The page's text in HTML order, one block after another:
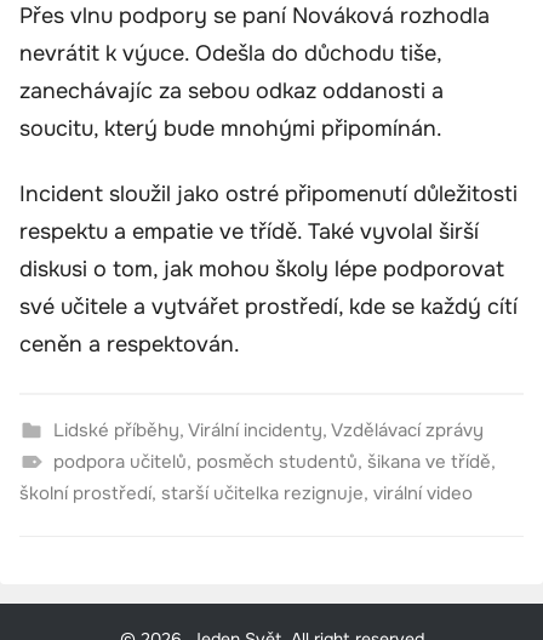
Přes vlnu podpory se paní Nováková rozhodla
nevrátit k výuce. Odešla do důchodu tiše,
zanechávajíc za sebou odkaz oddanosti a
soucitu, který bude mnohými připomínán.
Incident sloužil jako ostré připomenutí důležitosti
respektu a empatie ve třídě. Také vyvolal širší
diskusi o tom, jak mohou školy lépe podporovat
své učitele a vytvářet prostředí, kde se každý cítí
ceněn a respektován.
Lidské příběhy, Virální incidenty, Vzdělávací zprávy
podpora učitelů, posměch studentů, šikana ve třídě,
školní prostředí, starší učitelka rezignuje, virální video